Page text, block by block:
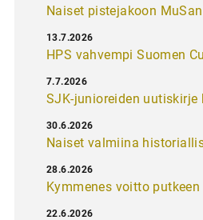
Naiset pistejakoon
HPS vahvempi Suomen
13.7.2026
SJK-junioreiden uutiskirje
7.7.2026
Naiset valmiina
30.6.2026
Kymmenes voitto
28.6.2026
22.6.2026